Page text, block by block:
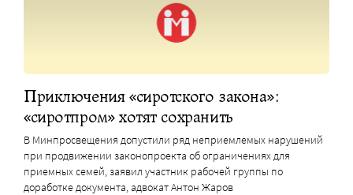
Приключения «сиротского закона»:
«сиротпром» хотят сохранить
В Минпросвещения допустили ряд неприемлемых нарушений
при продвижении законопроекта об ограничениях для
приемных семей, заявил участник рабочей группы по
доработке документа, адвокат Антон Жаров